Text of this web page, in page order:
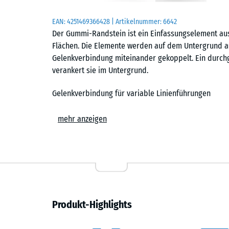
EAN:4251469366428 | Artikelnummer:6642
Der Gummi-Randstein ist ein Einfassungselement
Flächen. Die Elemente werden auf dem Untergrund
Gelenkverbindung miteinander gekoppelt. Ein
verankert sie im Untergrund.
Gelenkverbindung für variable Linienführungen
Die integrierte Gelenkverbindung ermöglicht das
Verkettung und Verankerung im Untergrund
die Randsteine miteinander und fixiert sie im
ein Punktfundament eingebunden oder direkt in
mehr anzeigen
Produkt-Highlights